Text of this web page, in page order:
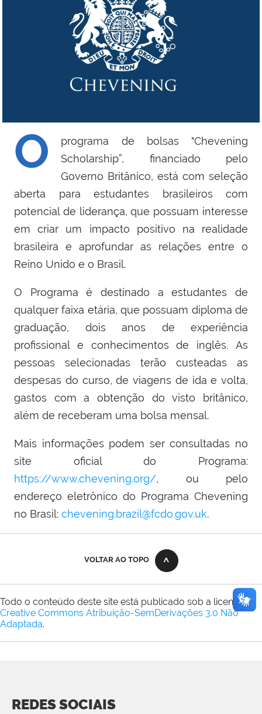
O
programa de bolsas "Chevening
Scholarship”, financiado pelo
Governo Britânico, está com seleção
aberta para estudantes brasileiros com
potencial de liderança, que possuam interesse
em criar um impacto positivo na realidade
brasileira e aprofundar as relações entre o
Reino Unido e o Brasil.
O Programa é destinado a estudantes de
qualquer faixa etária, que possuam diploma de
graduação, dois anos de experiência
profissional e conhecimentos de inglês. As
pessoas selecionadas terão custeadas as
despesas do curso, de viagens de ida e volta,
gastos com a obtenção do visto britânico,
além de receberam uma bolsa mensal.
Mais informações podem ser consultadas no
site oficial do Programa:
https://www.chevening.org/, ou pelo
endereço eletrônico do Programa Chevening
no Brasil: chevening.brazil@fcdo.gov.uk.
VOLTAR AO TOPO
Todo o conteúdo deste site está publicado sob a licença
Creative Commons Atribuição-SemDerivações 3.0 Não
Adaptada.
REDES SOCIAIS